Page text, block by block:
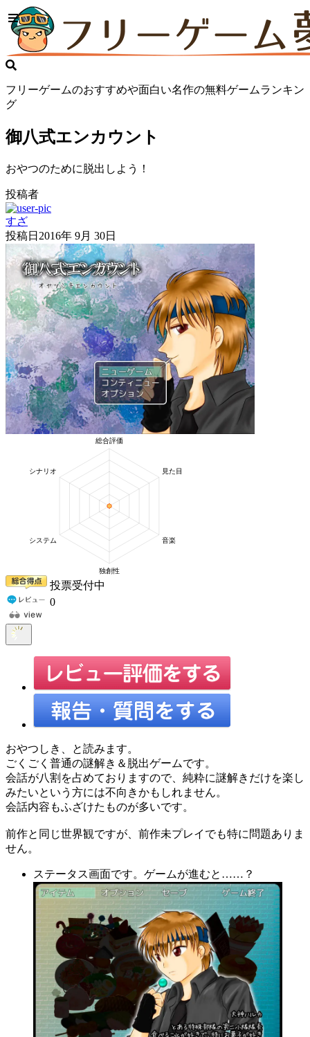
フリーゲームのおすすめや面白い名作の無料ゲームランキン
グ
御八式エンカウント
おやつのために脱出しよう！
投稿者
すざ
投稿日 2016年 9月 30日
投票受付中
0
おやつしき、と読みます。
ごくごく普通の謎解き＆脱出ゲームです。
会話が八割を占めておりますので、純粋に謎解きだけを楽し
みたいという方には不向きかもしれません。
会話内容もふざけたものが多いです。
前作と同じ世界観ですが、前作未プレイでも特に問題ありま
せん。
ステータス画面です。ゲームが進むと……？